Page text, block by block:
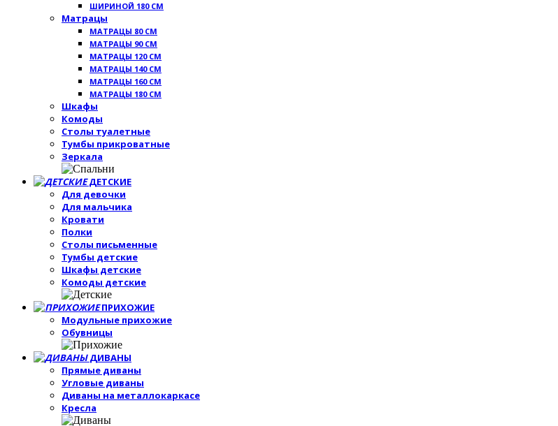
ШИРИНОЙ 180 СМ
Матрацы
МАТРАЦЫ 80 СМ
МАТРАЦЫ 90 СМ
МАТРАЦЫ 120 СМ
МАТРАЦЫ 140 СМ
МАТРАЦЫ 160 СМ
МАТРАЦЫ 180 СМ
Шкафы
Комоды
Столы туалетные
Тумбы прикроватные
Зеркала
ДЕТСКИЕ
Для девочки
Для мальчика
Кровати
Полки
Столы письменные
Тумбы детские
Шкафы детские
Комоды детские
ПРИХОЖИЕ
Модульные прихожие
Обувницы
ДИВАНЫ
Прямые диваны
Угловые диваны
Диваны на металлокаркасе
Кресла